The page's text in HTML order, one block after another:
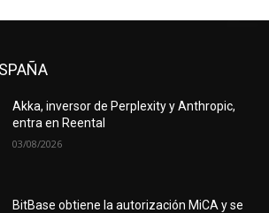
Akka, inversor de Perplexity y Anthropic,
entra en Reental
03/08/2026
BitBase obtiene la autorización MiCA y se